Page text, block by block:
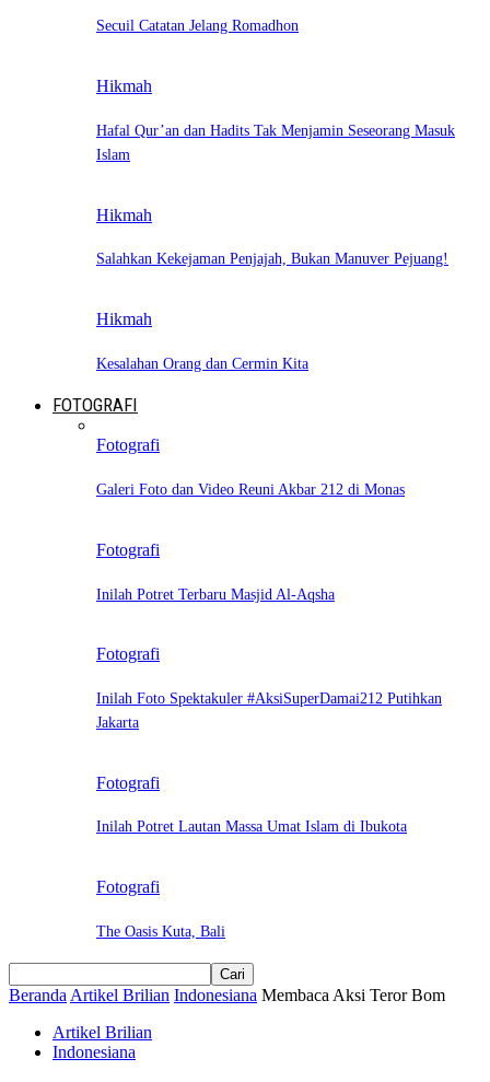
Secuil Catatan Jelang Romadhon
Hikmah
Hafal Qur’an dan Hadits Tak Menjamin Seseorang Masuk
Islam
Hikmah
Salahkan Kekejaman Penjajah, Bukan Manuver Pejuang!
Hikmah
Kesalahan Orang dan Cermin Kita
FOTOGRAFI
Fotografi
Galeri Foto dan Video Reuni Akbar 212 di Monas
Fotografi
Inilah Potret Terbaru Masjid Al-Aqsha
Fotografi
Inilah Foto Spektakuler #AksiSuperDamai212 Putihkan
Jakarta
Fotografi
Inilah Potret Lautan Massa Umat Islam di Ibukota
Fotografi
The Oasis Kuta, Bali
Beranda Artikel Brilian Indonesiana Membaca Aksi Teror Bom
Artikel Brilian
Indonesiana